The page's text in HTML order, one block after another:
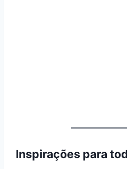
Inspirações para